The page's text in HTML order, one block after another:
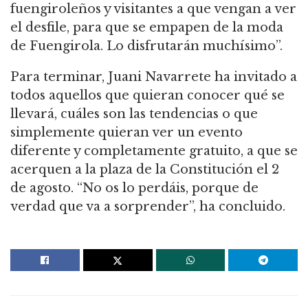
fuengiroleños y visitantes a que vengan a ver
el desfile, para que se empapen de la moda
de Fuengirola. Lo disfrutarán muchísimo”.
Para terminar, Juani Navarrete ha invitado a
todos aquellos que quieran conocer qué se
llevará, cuáles son las tendencias o que
simplemente quieran ver un evento
diferente y completamente gratuito, a que se
acerquen a la plaza de la Constitución el 2
de agosto. “No os lo perdáis, porque de
verdad que va a sorprender”, ha concluido.